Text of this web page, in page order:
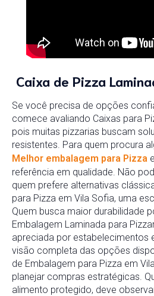
Caixa de Pizza
Se você precisa de opções
comece avaliando Caixas para
pois muitas pizzarias buscam
resistentes. Para quem procura
Melhor embalagem para Pizza
referência em qualidade. Não
quem prefere alternativas
para Pizza em Vila Sofia, uma
Quem busca maior durabilidade
Embalagem Laminada para
apreciada por estabelecimentos
visão completa das opções
de Embalagem para Pizza em
planejar compras estratégicas.
alimento protegido, deve